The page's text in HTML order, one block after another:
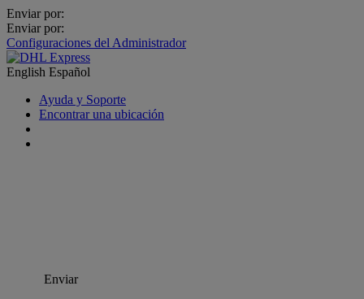
Enviar por:
Enviar por:
Configuraciones del Administrador
English Español
Ayuda y Soporte
Encontrar una ubicación
Enviar